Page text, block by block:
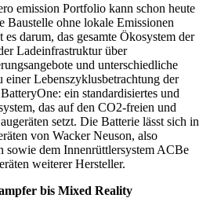
emission Portfolio kann schon heute
Baustelle ohne lokale Emissionen
darum, das gesamte Ökosystem der
Ladeinfrastruktur über
und unterschiedliche
Lebenszyklusbetrachtung der
ein standardisiertes und
das auf den CO2-freien und
setzt. Die Batterie lässt sich in
von Wacker Neuson, also
sowie dem Innenrüttlersystem ACBe
weiterer Hersteller.
bis Mixed Reality